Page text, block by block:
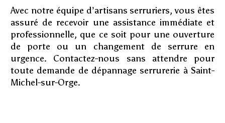
Avec notre équipe d’artisans serruriers, vous êtes
assuré de recevoir une assistance immédiate et
professionnelle, que ce soit pour une ouverture
de porte ou un changement de serrure en
urgence. Contactez-nous sans attendre pour
toute demande de dépannage serrurerie à Saint-
Michel-sur-Orge.